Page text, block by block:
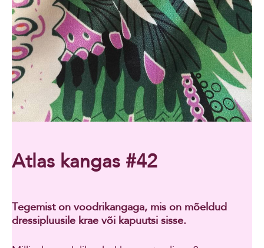
Atlas kangas #42
Tegemist on voodrikangaga, mis on mõeldud
dressipluusile krae või kapuutsi sisse.